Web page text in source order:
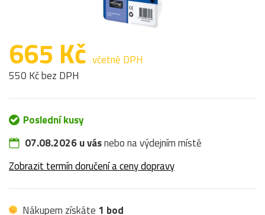
665 Kč včetně DPH
550 Kč bez DPH
Poslední kusy
07.08.2026 u vásnebo na výdejním místě
Zobrazit termín doručení a ceny dopravy
Nákupem získáte 1 bod